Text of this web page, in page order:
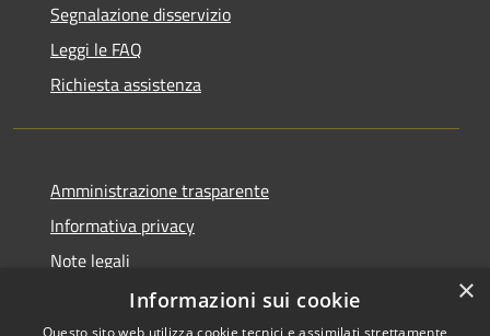
Segnalazione disservizio
Leggi le FAQ
Richiesta assistenza
Amministrazione trasparente
Informativa privacy
Note legali
Dichiarazione di accessibilità
×
Informazioni sui cookie
Questo sito web utilizza cookie tecnici e assimilati strettamente